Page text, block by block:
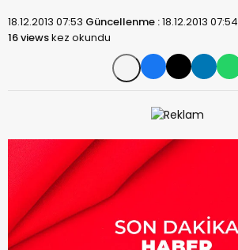
18.12.2013 07:53 Güncellenme :18.12.2013 07:54
16 viewskez okundu